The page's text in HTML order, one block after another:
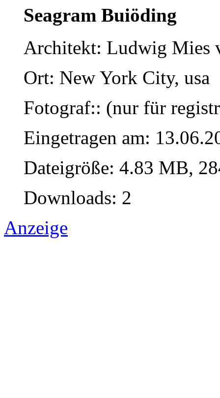
Seagram Buiöding
Architekt: Ludwig Mies
Ort: New York City, usa
Fotograf:: (nur für
Eingetragen am:
Dateigröße: 4.83 MB,
Downloads: 2
Anzeige